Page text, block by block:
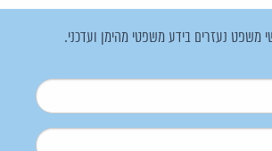
משפט נעזרים בידע משפטי מהימן ועדכני.